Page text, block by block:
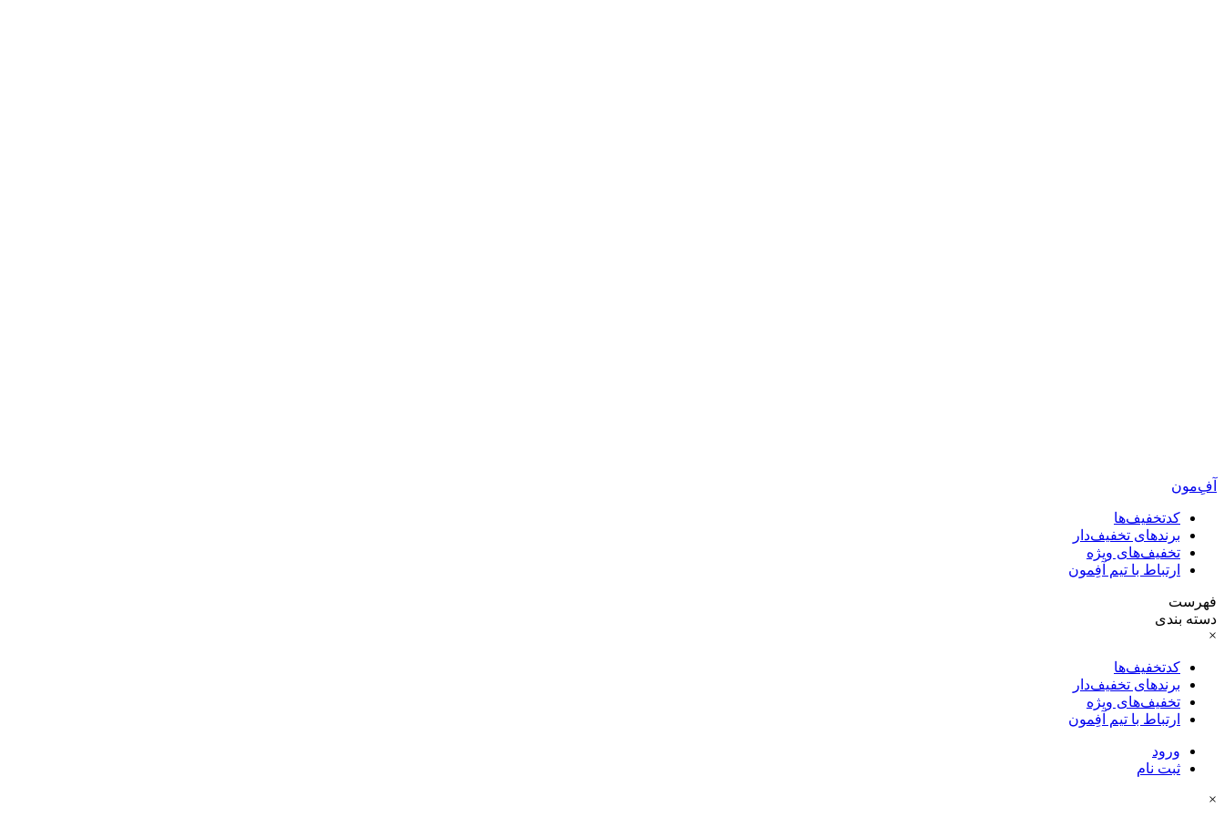
آفِ‌مون
کدتخفیف‌ها
برندهای تخفیف‌دار
تخفیف‌های ویژه
ارتباط با تیم آفِمون
فهرست
دسته بندی
×
کدتخفیف‌ها
برندهای تخفیف‌دار
تخفیف‌های ویژه
ارتباط با تیم آفِمون
ورود
ثبت نام
×